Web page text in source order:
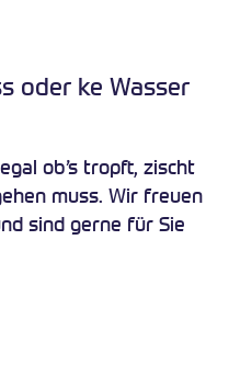
oder ke Wasser
ob’s tropft, zischt
muss. Wir freuen
sind gerne für Sie